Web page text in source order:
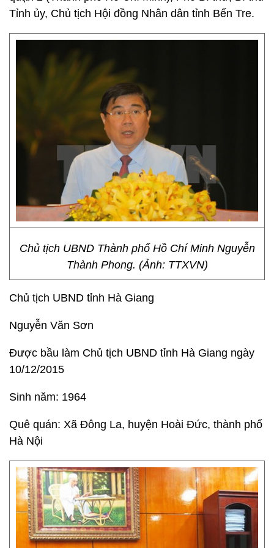
Tỉnh ủy, Chủ tịch Hội đồng Nhân dân tỉnh Bến Tre.
Chủ tịch UBND Thành phố Hồ Chí Minh Nguyễn
Thành Phong. (Ảnh: TTXVN)
Chủ tịch UBND tỉnh Hà Giang
Nguyễn Văn Sơn
Được bầu làm Chủ t​ịch UBND tỉnh Hà Giang ngày
10/12/2015
Sinh năm: 1964
Quê quán: Xã Đông La, huyện Hoài Đức, thành phố
Hà Nội